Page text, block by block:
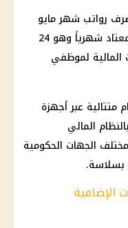
رواتب شهر مايو
2025 إلى 22 مايو، بدلاً من الموعد المعتاد شهرياً وهو 24
لموظفي
صرف الرواتب لمدة 5 أيام متتالية عبر أجهزة
المالي
الجهات الحكومية
بسلاسة.
الإضافية